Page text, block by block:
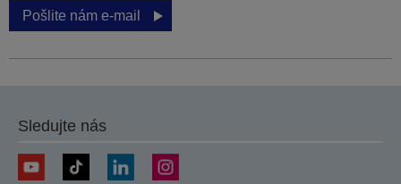
Pošlite nám e-mail
Sledujte nás